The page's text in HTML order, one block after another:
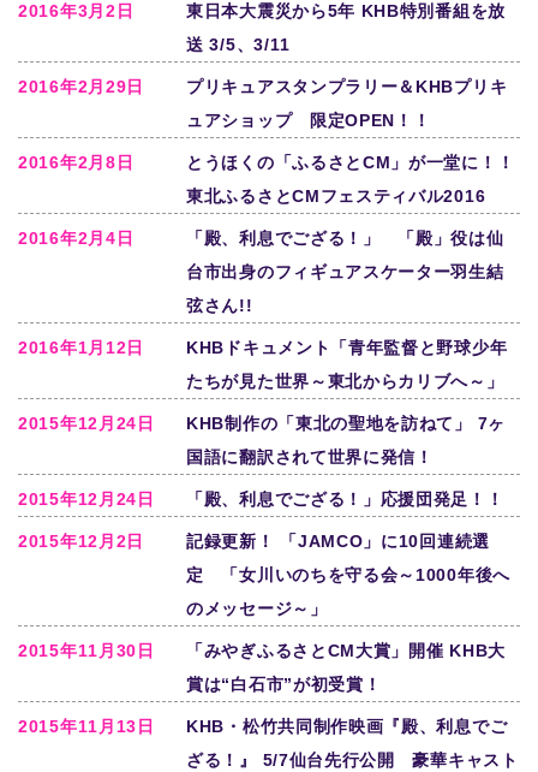
2016年3月2日
東日本大震災から5年 KHB特別番組を放
送 3/5、3/11
2016年2月29日
プリキュアスタンプラリー＆KHBプリキ
ュアショップ 限定OPEN！！
2016年2月8日
とうほくの「ふるさとCM」が一堂に！！
東北ふるさとCMフェスティバル2016
2016年2月4日
「殿、利息でござる！」 「殿」役は仙
台市出身のフィギュアスケーター羽生結
弦さん!!
2016年1月12日
KHBドキュメント「青年監督と野球少年
たちが見た世界～東北からカリブへ～」
2015年12月24日
KHB制作の「東北の聖地を訪ねて」 7ヶ
国語に翻訳されて世界に発信！
2015年12月24日 「殿、利息でござる！」応援団発足！！
2015年12月2日
記録更新！ 「JAMCO」に10回連続選
定 「女川いのちを守る会～1000年後へ
のメッセージ～」
2015年11月30日
「みやぎふるさとCM大賞」開催 KHB大
賞は“白石市”が初受賞！
2015年11月13日
KHB・松竹共同制作映画『殿、利息でご
ざる！』 5/7仙台先行公開 豪華キャスト